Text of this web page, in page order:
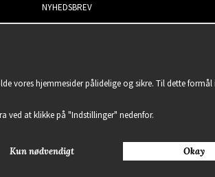
NYHEDSBREV
2021 Delightful Hair
hjemmesider pålidelige og sikre. Til dette
ved at klikke på "Indstillinger" nedenfor.
Kun nødvendigt Okay